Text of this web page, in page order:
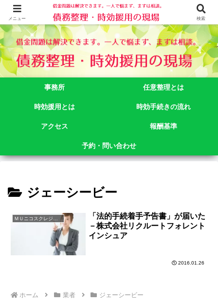
借金問題でお悩みなら司法書士法人御苑総合事務所にご相談下さい。 東京都
新宿区新宿二丁目５番１号アルテビル新宿４階 TEL:03-3356-3750
事務所 任意整理とは
時効援用とは 時効手続きの流れ
アクセス 報酬基準
予約・問い合わせ
ジェーシービー
「法的手続着手予告書」が届いた
－株式会社リクルートフォレント
インシュア
2016.01.26
ホーム 業者 ジェーシービー
メニュー 検索